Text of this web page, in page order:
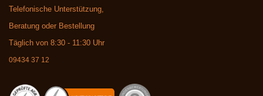
Telefonische Unterstützung,
Beratung oder Bestellung
Täglich von 8:30 - 11:30 Uhr
09434 37 12